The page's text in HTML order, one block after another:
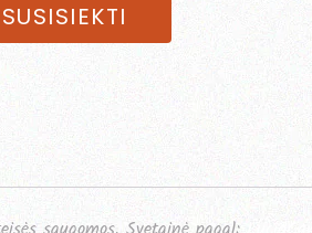
SUSISIEKTI